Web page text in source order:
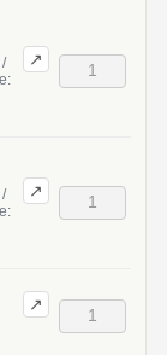
/
↗
/
↗
↗